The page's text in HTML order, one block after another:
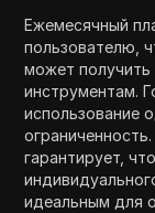
Ежемесячный
пользователю,
может
инструментам.
использование
гарантирует,
идеальным для